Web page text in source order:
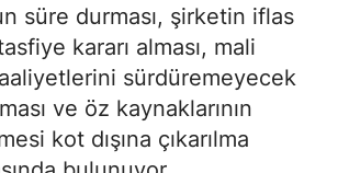
süre durması, şirketin iflas
kararı alması, mali
sürdüremeyecek
ve öz kaynaklarının
kot dışına çıkarılma